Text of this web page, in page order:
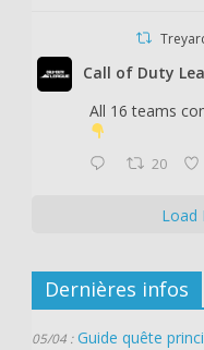
Call of Duty
All 16 teams
20
Load
Dernières infos
05/04 : Guide quête